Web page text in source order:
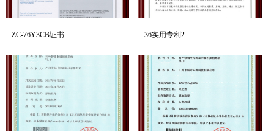
ZC-76Y3CB证书 36实用专利2